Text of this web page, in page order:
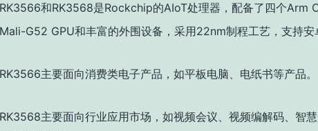
RK3566和RK3568是Rockchip的AIoT处理器，配备了四个Arm
Mali-G52 GPU和丰富的外围设备，采用22nm制程工艺，支持安
RK3566主要面向消费类电子产品，如平板电脑、电纸书等产品。
RK3568主要面向行业应用市场，如视频会议、视频编解码、智